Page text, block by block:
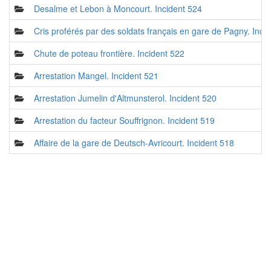
Desalme et Lebon à Moncourt. Incident 524
Cris proférés par des soldats français en gare de Pagny.
Chute de poteau frontière. Incident 522
Arrestation Mangel. Incident 521
Arrestation Jumelin d'Altmunsterol. Incident 520
Arrestation du facteur Souffrignon. Incident 519
Affaire de la gare de Deutsch-Avricourt. Incident 518